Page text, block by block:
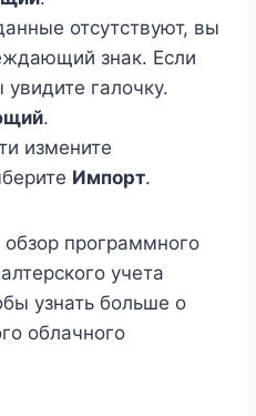
отсутствуют, вы
знак. Если
галочку.
.
измените
Импорт.
программного
учета
узнать больше о
облачного